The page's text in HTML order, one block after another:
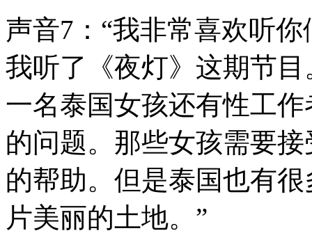
声音7：“我非常喜欢听
我听了《夜灯》这期节
一名泰国女孩还有性工
的问题。那些女孩需要
的帮助。但是泰国也有
片美丽的土地。”